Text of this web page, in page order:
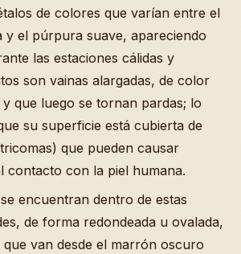
de colores que varían entre el
y el púrpura suave, apareciendo
las estaciones cálidas y
son vainas alargadas, de color
que luego se tornan pardas; lo
su superficie está cubierta de
que pueden causar
contacto con la piel humana.
encuentran dentro de estas
de forma redondeada u ovalada,
van desde el marrón oscuro